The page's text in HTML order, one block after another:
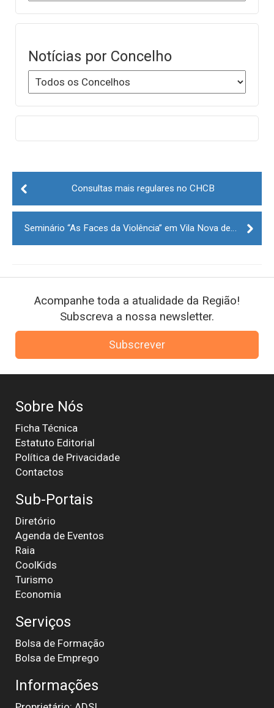
Notícias por Concelho
Post
navigationConsultas mais regulares no CHCB
Seminário “As Faces da Violência” em Vila Nova de Tazém
Acompanhe toda a atualidade da Região!
Subscreva a nossa newsletter.
Subscrever
Sobre Nós
Ficha Técnica
Estatuto Editorial
Política de Privacidade
Contactos
Sub-Portais
Diretório
Agenda de Eventos
Raia
CoolKids
Turismo
Economia
Serviços
Bolsa de Formação
Bolsa de Emprego
Informações